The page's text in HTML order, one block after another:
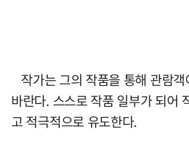
작가는 그의 작품을 통해 관람
바란다. 스스로 작품 일부가 되어
고 적극적으로 유도한다.